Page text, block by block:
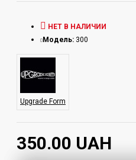
350.00 UAH
НЕТ В НАЛИЧИИ
Модель: 300
Upgrade Form